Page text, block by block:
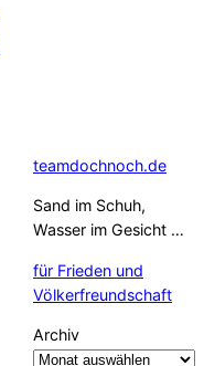
teamdochnoch.de
Sand im Schuh,
Wasser im Gesicht …
für Frieden und
Völkerfreundschaft
Archiv